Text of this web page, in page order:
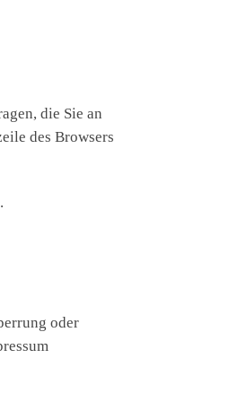
die Sie an
des Browsers
oder